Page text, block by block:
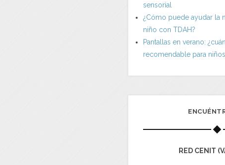
sensorial
¿Cómo puede ayudar la
niño con TDAH?
Pantallas en verano:
recomendable para
RED CENIT